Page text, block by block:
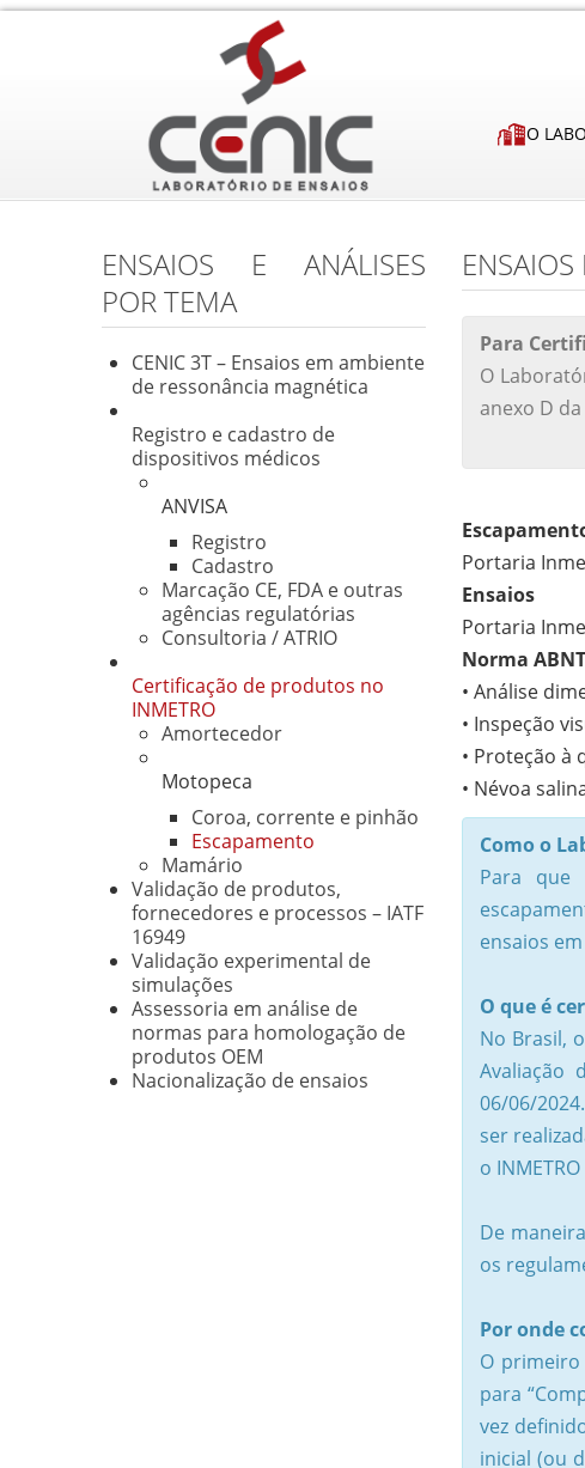
O
ENSAIOS E ANÁLISES
POR TEMA
CENIC 3T – Ensaios em ambiente
de ressonância magnética
Registro e cadastro de
dispositivos médicos
ANVISA
Registro
Cadastro
Marcação CE, FDA e outras
agências regulatórias
Consultoria / ATRIO
Certificação de produtos no
INMETRO
Amortecedor
Motopeca
Coroa, corrente e pinhão
Escapamento
Mamário
Validação de produtos,
fornecedores e processos – IATF
16949
Validação experimental de
simulações
Assessoria em análise de
normas para homologação de
produtos OEM
Nacionalização de ensaios
Para
O
anexo D
Portaria
Ensaios
Portaria
Norma
• Análise
• Inspeção
• Proteção à
• Névoa
Como o
Para que
ensaios
O que é
No Brasil,
Avaliação
06/06/
ser
o
De
os
Por onde
O
para
vez
inicial (ou